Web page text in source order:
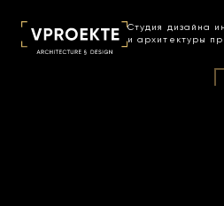
Cтудия дизайна
и архитектуры